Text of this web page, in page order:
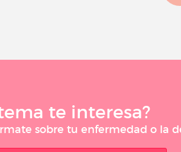
te interesa?
sobre tu enfermedad o la